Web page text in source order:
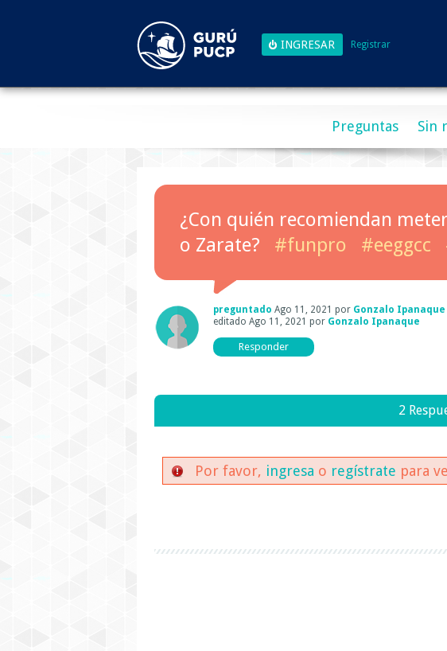
Registrar
Preguntas Sin
¿Con quién recomiendan
o Zarate?
#funpro #eeggcc
preguntado Ago 11, 2021 por Gonzalo Ipanaque
editado Ago 11, 2021 por Gonzalo Ipanaque
2
Por favor, ingresa o regístrate para